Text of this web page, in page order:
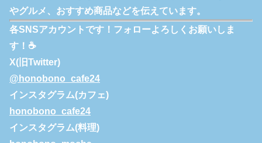
やグルメ、おすすめ商品などを伝えています。
各SNSアカウントです！フォローよろしくお願いしま
す！☕
X(旧Twitter)
@honobono_cafe24
インスタグラム(カフェ)
honobono_cafe24
インスタグラム(料理)